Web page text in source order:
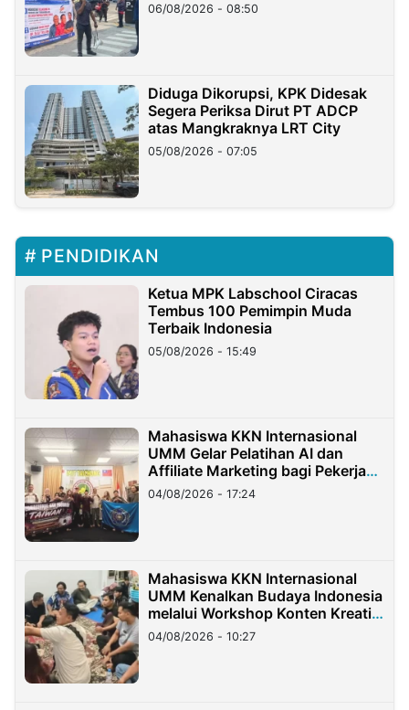
06/08/2026 - 08:50
Diduga Dikorupsi, KPK Didesak
Segera Periksa Dirut PT ADCP
atas Mangkraknya LRT City
05/08/2026 - 07:05
PENDIDIKAN
Ketua MPK Labschool Ciracas
Tembus 100 Pemimpin Muda
Terbaik Indonesia
05/08/2026 - 15:49
Mahasiswa KKN Internasional
UMM Gelar Pelatihan AI dan
Affiliate Marketing bagi Pekerja
Migran Indonesia di Taiwan
04/08/2026 - 17:24
Mahasiswa KKN Internasional
UMM Kenalkan Budaya Indonesia
melalui Workshop Konten Kreatif
di Taiwan
04/08/2026 - 10:27